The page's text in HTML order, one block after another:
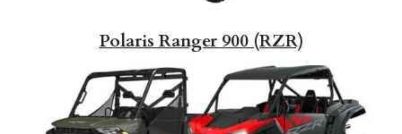
Polaris Ranger 900 (RZR)